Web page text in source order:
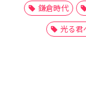
鎌倉時代
光る君